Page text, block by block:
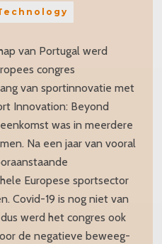
van Portugal werd
congres
van sportinnovatie met
Innovation: Beyond
was in meerdere
Na een jaar van vooral
Europese sportsector
Covid-19 is nog niet van
werd het congres ook
de negatieve beweeg-